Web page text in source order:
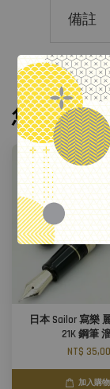
備註
您可能也
日本 Sailor 寫樂
21K 鋼筆
NT$
加入購